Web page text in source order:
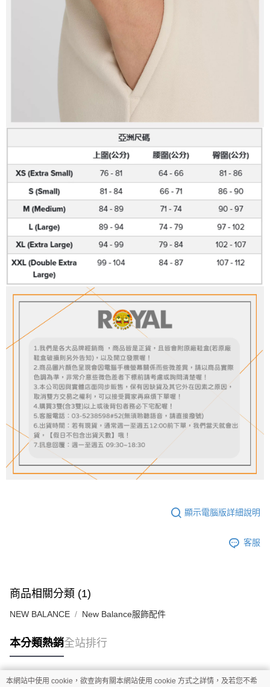
顯示電腦版詳細說明
客服
商品相關分類 (1)
NEW BALANCE New Balance服飾配件
本分類熱銷全站排行
本網站中使用 cookie，欲查詢有關本網站使用 cookie 方式之詳情，及若您不希